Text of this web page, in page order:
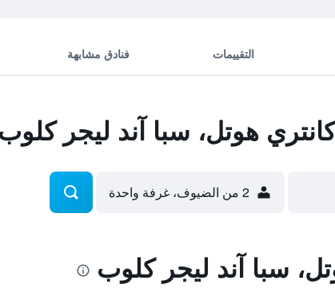
التقييمات فنادق مشابهة
هوتل، سبا آند ليجر
2 من الضيوف، غرفة واحدة
سبا آند ليجر كلوب